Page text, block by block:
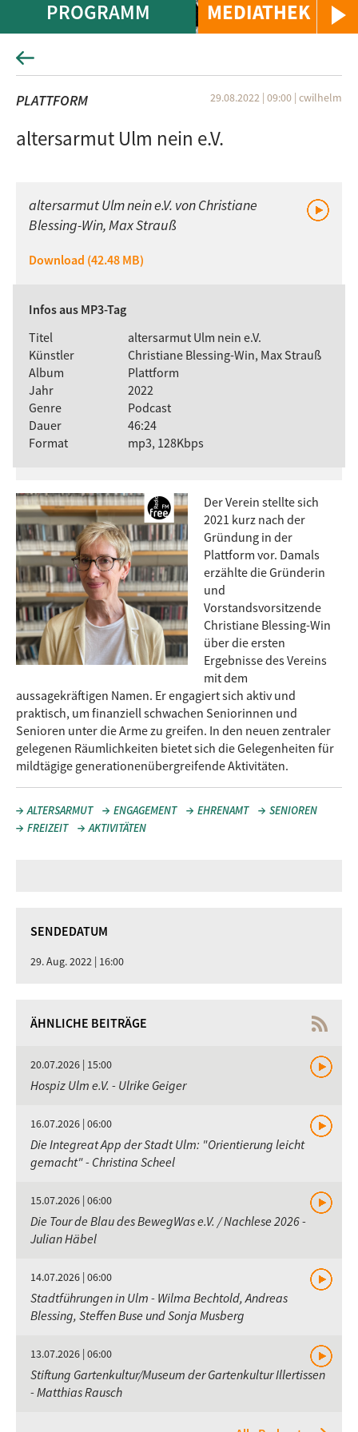
MEDIATHEK
PROGRAMM
PLATTFORM 29.08.2022 | 09:00 | cwilhelm
altersarmut Ulm nein e.V.
altersarmut Ulm nein e.V. von Christiane
Blessing-Win, Max Strauß
Download (42.48 MB)
Infos aus MP3-Tag
Titel
altersarmut Ulm nein e.V.
Künstler
Christiane Blessing-Win, Max Strauß
Album
Plattform
Jahr
2022
Genre
Podcast
Dauer
46:24
Format
mp3, 128Kbps
Der Verein stellte sich
2021 kurz nach der
Gründung in der
Plattform vor. Damals
erzählte die Gründerin
und
Vorstandsvorsitzende
Christiane Blessing-Win
über die ersten
Ergebnisse des Vereins
mit dem
aussagekräftigen Namen. Er engagiert sich aktiv und
praktisch, um finanziell schwachen Seniorinnen und
Senioren unter die Arme zu greifen. In den neuen zentraler
gelegenen Räumlichkeiten bietet sich die Gelegenheiten für
mildtägige generationenübergreifende Aktivitäten.
ALTERSARMUT ENGAGEMENT EHRENAMT
SENIOREN
FREIZEIT
AKTIVITÄTEN
SENDEDATUM
29. Aug. 2022 | 16:00
ÄHNLICHE BEITRÄGE
20.07.2026 | 15:00
Hospiz Ulm e.V. - Ulrike Geiger
16.07.2026 | 06:00
Die Integreat App der Stadt Ulm: "Orientierung leicht
gemacht" - Christina Scheel
15.07.2026 | 06:00
Die Tour de Blau des BewegWas e.V. / Nachlese 2026 -
Julian Häbel
14.07.2026 | 06:00
Stadtführungen in Ulm - Wilma Bechtold, Andreas
Blessing, Steffen Buse und Sonja Musberg
13.07.2026 | 06:00
Stiftung Gartenkultur/Museum der Gartenkultur Illertissen
- Matthias Rausch